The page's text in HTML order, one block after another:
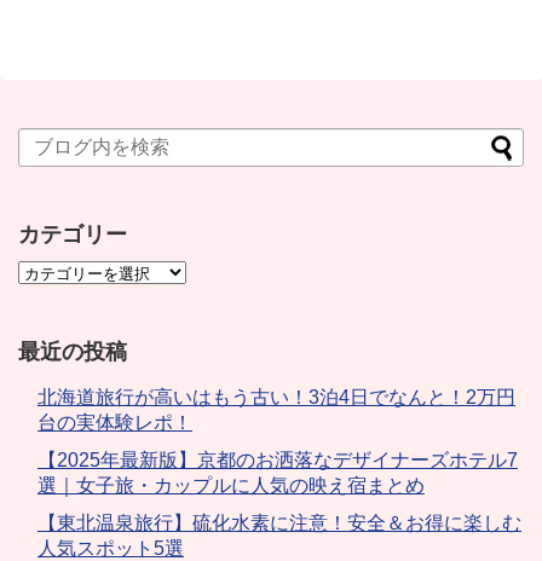
カテゴリー
最近の投稿
北海道旅行が高いはもう古い！3泊4日でなんと！2万円
台の実体験レポ！
【2025年最新版】京都のお洒落なデザイナーズホテル7
選｜女子旅・カップルに人気の映え宿まとめ
【東北温泉旅行】硫化水素に注意！安全＆お得に楽しむ
人気スポット5選